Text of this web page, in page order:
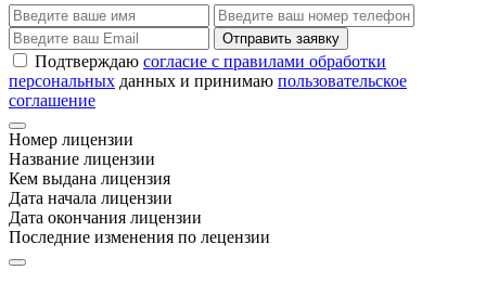
Отправить заявку
Подтверждаю согласие с правилами обработки
персональных данных и принимаю пользовательское
соглашение
Номер лицензии
Название лицензии
Кем выдана лицензия
Дата начала лицензии
Дата окончания лицензии
Последние изменения по лецензии